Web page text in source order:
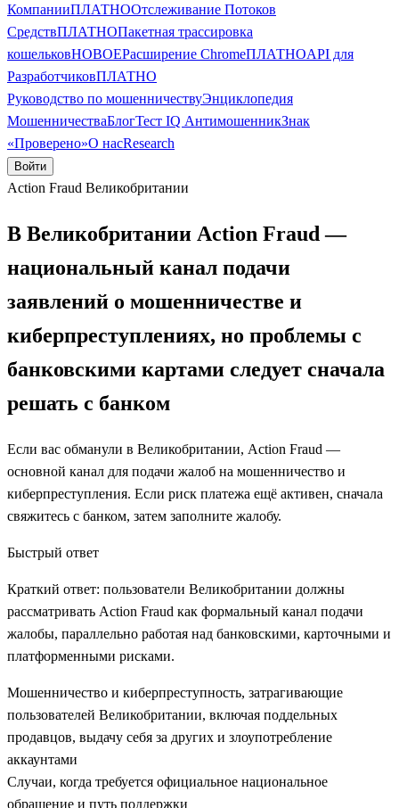
КомпанииПЛАТНООтслеживание Потоков
СредствПЛАТНОПакетная трассировка
кошельковНОВОЕРасширение ChromeПЛАТНОAPI для
РазработчиковПЛАТНО
Руководство по мошенничествуЭнциклопедия
МошенничестваБлогТест IQ АнтимошенникЗнак
«Проверено»О насResearch
Войти
Action Fraud Великобритании
В Великобритании Action Fraud —
национальный канал подачи
заявлений о мошенничестве и
киберпреступлениях, но проблемы с
банковскими картами следует сначала
решать с банком
Если вас обманули в Великобритании, Action Fraud —
основной канал для подачи жалоб на мошенничество и
киберпреступления. Если риск платежа ещё активен, сначала
свяжитесь с банком, затем заполните жалобу.
Быстрый ответ
Краткий ответ: пользователи Великобритании должны
рассматривать Action Fraud как формальный канал подачи
жалобы, параллельно работая над банковскими, карточными и
платформенными рисками.
Мошенничество и киберпреступность, затрагивающие
пользователей Великобритании, включая поддельных
продавцов, выдачу себя за других и злоупотребление
аккаунтами
Случаи, когда требуется официальное национальное
обращение и путь поддержки